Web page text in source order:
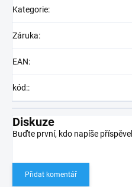
Kategorie:
Záruka:
EAN:
kód::
Diskuze
Buďte první, kdo napíše
Přidat komentář